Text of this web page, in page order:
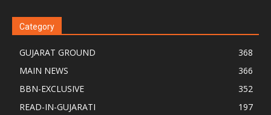
Category
GUJARAT GROUND
368
MAIN NEWS
366
BBN-EXCLUSIVE
352
READ-IN-GUJARATI
197